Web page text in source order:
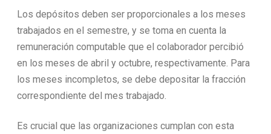
Los depósitos deben ser proporcionales a los meses
trabajados en el semestre, y se toma en cuenta la
remuneración computable que el colaborador percibió
en los meses de abril y octubre, respectivamente. Para
los meses incompletos, se debe depositar la fracción
correspondiente del mes trabajado.
Es crucial que las organizaciones cumplan con esta